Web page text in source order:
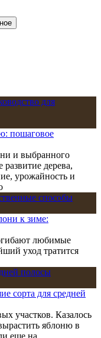
пошаговое
и выбранного
дерева,
урожайность и
к зиме:
любимые
уход тратится
сорта для средней
участков. Казалось
яблоню в